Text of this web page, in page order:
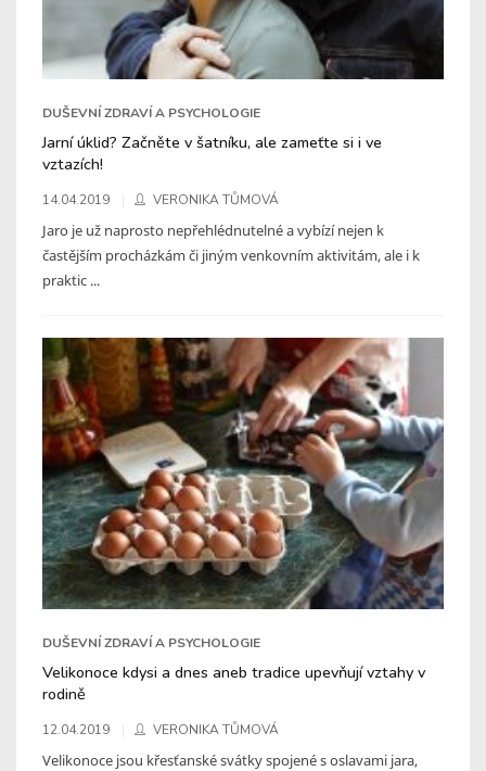
DUŠEVNÍ ZDRAVÍ A PSYCHOLOGIE
Jarní úklid? Začněte v šatníku, ale zameťte si i ve
vztazích!
14.04.2019 VERONIKA TŮMOVÁ
Jaro je už naprosto nepřehlédnutelné a vybízí nejen k
častějším procházkám či jiným venkovním aktivitám, ale i k
praktic ...
DUŠEVNÍ ZDRAVÍ A PSYCHOLOGIE
Velikonoce kdysi a dnes aneb tradice upevňují vztahy v
rodině
12.04.2019 VERONIKA TŮMOVÁ
Velikonoce jsou křesťanské svátky spojené s oslavami jara,